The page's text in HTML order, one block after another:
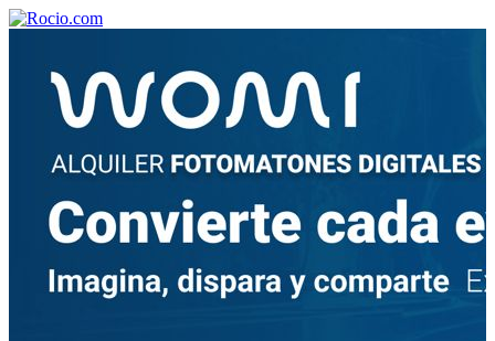
¡Bienvenido! Soy el asistente virtual de rocio.com.
¿En qué puedo ayudarte?